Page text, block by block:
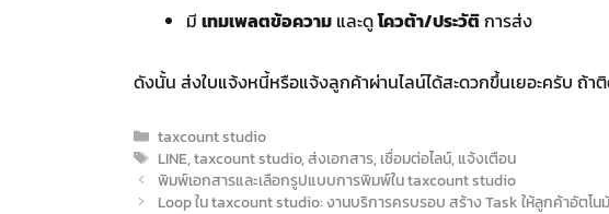
มี เทมเพลตข้อความ และดูโควต้า/ประวัติการส่ง
ดังนั้น ส่งใบแจ้งหนี้หรือแจ้งลูกค้าผ่านไลน์ได้สะดวกขึ้นเยอะครับ ถ้
Categories
taxcount studio
Tags
LINE,taxcount studio,ส่งเอกสาร, เชื่อมต่อไลน์, แจ้งเตือน
พิมพ์เอกสารและเลือกรูปแบบการพิมพ์ใน taxcount studio
Loop ใน taxcount studio: งานบริการครบรอบ สร้าง Task ให้ลูกค้าอัตโ